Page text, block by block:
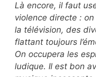
Là encore, il faut
violence directe :
la télévision, des
flattant toujours
On occupera les
ludique. Il est bon